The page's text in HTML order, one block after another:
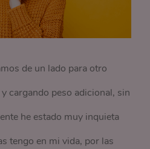
de un lado para otro
cargando peso adicional, sin
he estado muy inquieta
tengo en mi vida, por las